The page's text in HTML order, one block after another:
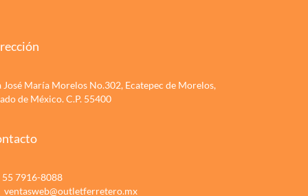
José María Morelos No.302, Ecatepec de Morelos,
de México. C.P. 55400
55 7916-8088
ventasweb@outletferretero.mx